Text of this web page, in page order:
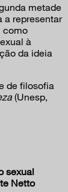
metade
a representar
como
à
da ideia
de filosofia
(Unesp,
sexual
Netto